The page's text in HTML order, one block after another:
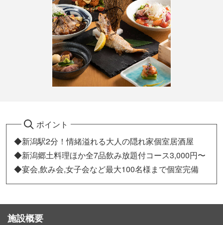
ポイント
◆新潟駅2分！情緒溢れる大人の隠れ家個室居酒屋
◆新潟郷土料理ほか全7品飲み放題付コース3,000円〜
◆宴会,飲み会,女子会など最大100名様まで個室完備
施設概要